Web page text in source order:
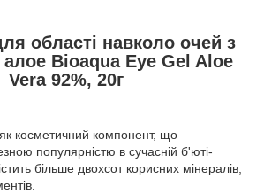
області навколо очей з
алое Bioaqua Eye Gel Aloe
Vera 92%, 20г
косметичний компонент, що
популярністю в сучасній б'юті-
більше двохсот корисних мінералів,